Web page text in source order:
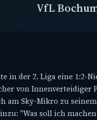
VfL
in der 2. Liga eine 1:2-
von
am Sky-Mikro zu
"Was soll ich